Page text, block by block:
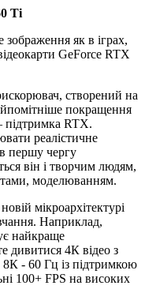
Ti
як в іграх,
GeForce RTX
створений на
покращення
підтримка RTX.
реалістичне
першу чергу
він і творчим людям,
моделюванням.
мікроархітектурі
Наприклад,
найкраще
дивитися 4К відео з
- 60 Гц із підтримкою
100+ FPS на високих